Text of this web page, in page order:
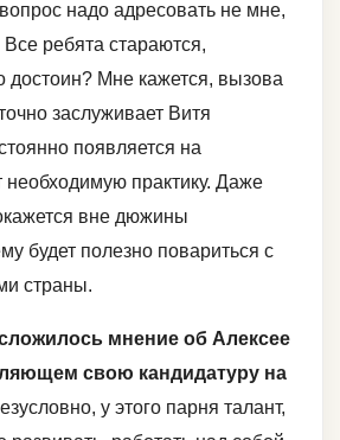
надо адресовать не мне,
ребята стараются,
достоин? Мне кажется, вызова
заслуживает Витя
появляется на
практику. Даже
вне дюжины
будет полезно повариться с
страны.
мнение об Алексее
свою кандидатуру на
у этого парня талант,